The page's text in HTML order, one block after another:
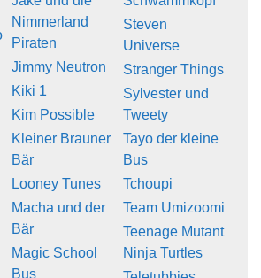
Nimmerland
Piraten
Jimmy Neutron
Kiki 1
Kim Possible
Kleiner Brauner
Bär
Looney Tunes
Macha und der
Bär
Magic School
Bus
Steven
Universe
Stranger Things
Sylvester und
Tweety
Tayo der kleine
Bus
Tchoupi
Team Umizoomi
Teenage Mutant
Ninja Turtles